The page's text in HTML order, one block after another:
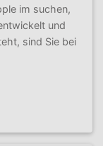
im suchen,
und
sind Sie bei